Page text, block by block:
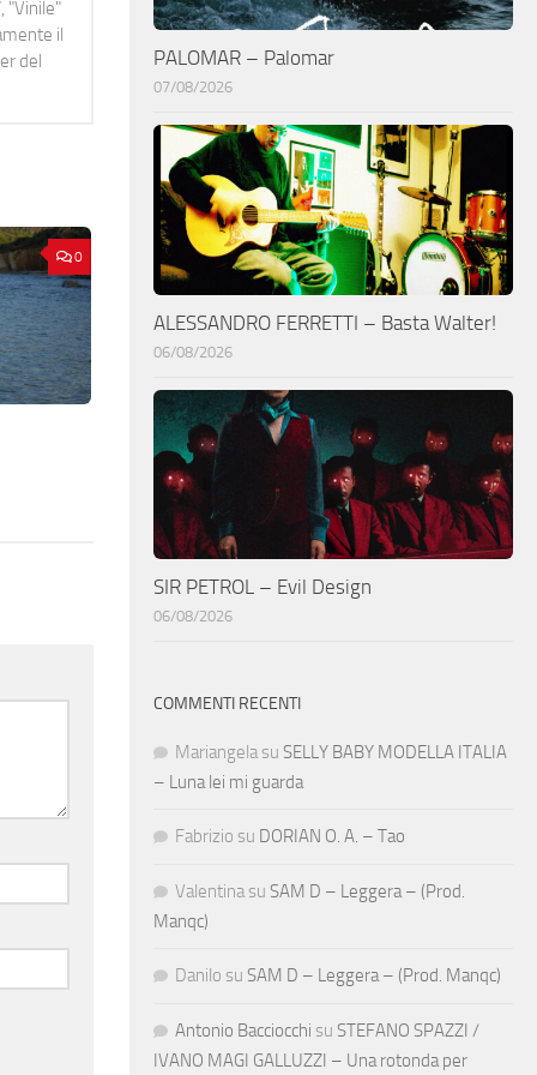
"Vinile"
il
del
0
PALOMAR – Palomar
07/08/2026
ALESSANDRO FERRETTI – Basta Walter!
06/08/2026
SIR PETROL – Evil Design
06/08/2026
COMMENTI RECENTI
Mariangela su SELLY BABY MODELLA ITALIA
– Luna lei mi guarda
Fabrizio su DORIAN O. A. – Tao
Valentina su SAM D – Leggera – (Prod.
Manqc)
Danilo su SAM D – Leggera – (Prod. Manqc)
Antonio Bacciocchi su STEFANO SPAZZI /
IVANO MAGI GALLUZZI – Una rotonda per